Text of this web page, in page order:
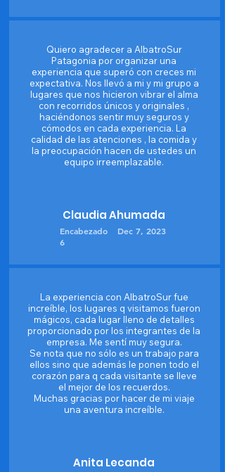
Quiero agradecer a AlbatroSur
Patagonia por organizar una
experiencia que superó con creces mi
expectativa. Nos llevó a mi y mi grupo a
lugares que nos hicieron vibrar el alma
con recorridos únicos y originales ,
haciéndonos sentir muy seguros y
cómodos en cada experiencia. La
calidad de las atenciones , la comida y
la preocupación hacen de ustedes un
equipo irreemplazable.
Claudia Ahumada
Encabezado
6
Dec 7, 2023
La experiencia con AlbatroSur fue
increíble, los lugares q visitamos fueron
mágicos, cada lugar lleno de detalles
proporcionado por los integrantes de la
empresa. Me sentí muy segura.
Se nota que no sólo es un trabajo para
ellos sino que además le ponen todo el
corazón para q cada visitante se lleve
el mejor de los recuerdos.
Muchas gracias por hacer de mi viaje
una aventura increíble.
Anita Lecanda